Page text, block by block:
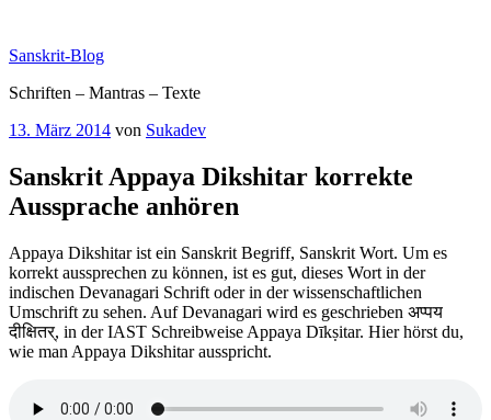
springen
Sanskrit-Blog
Schriften – Mantras – Texte
Veröffentlicht
13. März 2014 von Sukadev
Sanskrit Appaya Dikshitar korrekte
Aussprache anhören
Appaya Dikshitar ist ein Sanskrit Begriff, Sanskrit Wort. Um es
korrekt aussprechen zu können, ist es gut, dieses Wort in der
indischen Devanagari Schrift oder in der wissenschaftlichen
Umschrift zu sehen. Auf Devanagari wird es geschrieben अप्पय
दीक्षितर्, in der IAST Schreibweise Appaya Dīkṣitar. Hier hörst du,
wie man Appaya Dikshitar ausspricht.